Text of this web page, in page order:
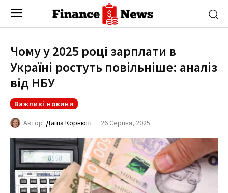
Чому у 2025 році зарплати в
Україні ростуть повільніше: аналіз
від НБУ
Важливі новини
Автор Даша Корнюш 26 Серпня, 2025